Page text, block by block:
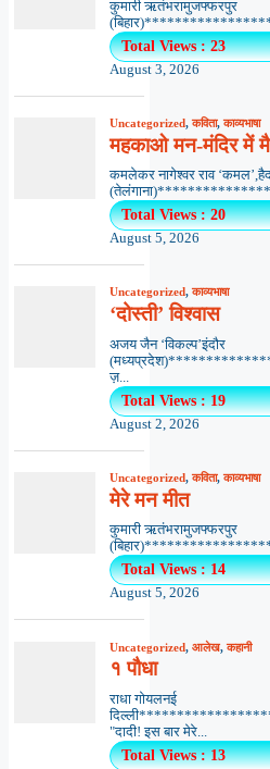
कुमारी ऋतंभरामुजफ्फरपुर
Total Views : 23
August 3, 2026
Uncategorized,कविता,काव्यभाषा
महकाओ मन-मंदिर में
कमलेकर नागेश्वर राव
Total Views : 20
August 5, 2026
Uncategorized,काव्यभाषा
‘दोस्ती’ विश्वास
अजय जैन ‘विकल्प’इंदौर
ज़...
Total Views : 19
August 2, 2026
Uncategorized,कविता,काव्यभाषा
मेरे मन मीत
कुमारी ऋतंभरामुजफ्फरपुर
Total Views : 14
August 5, 2026
Uncategorized, आलेख,कहानी
१ पौधा
राधा गोयलनई
"दादी! इस बार मेरे...
Total Views : 13